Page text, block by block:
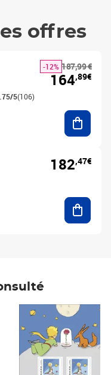
offres
5(106)
187,99 €
-12%
164,89€
182,47€
Prix 7,50€